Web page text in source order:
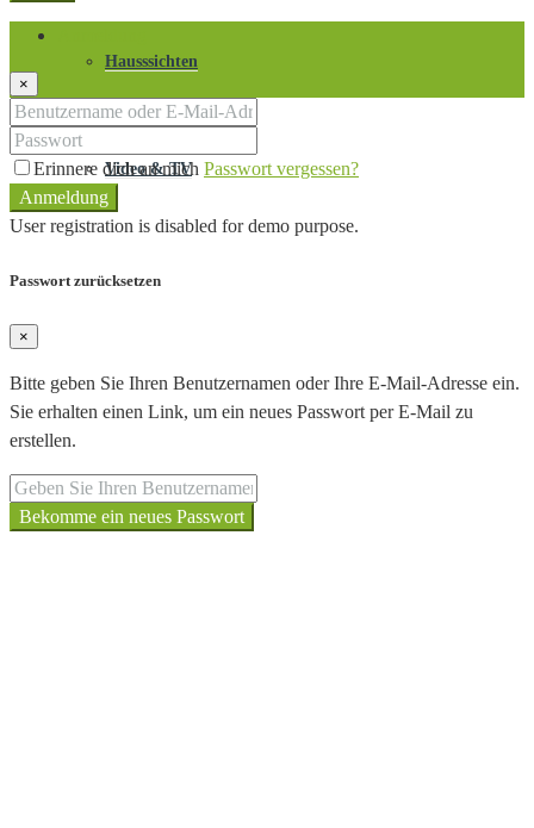
Hausssichten
Video & TV
×
Erinnere dich an mich Passwort vergessen?
Anmeldung
User registration is disabled for demo purpose.
Passwort zurücksetzen
×
Bitte geben Sie Ihren Benutzernamen oder Ihre E-Mail-Adresse ein.
Sie erhalten einen Link, um ein neues Passwort per E-Mail zu
erstellen.
Bekomme ein neues Passwort